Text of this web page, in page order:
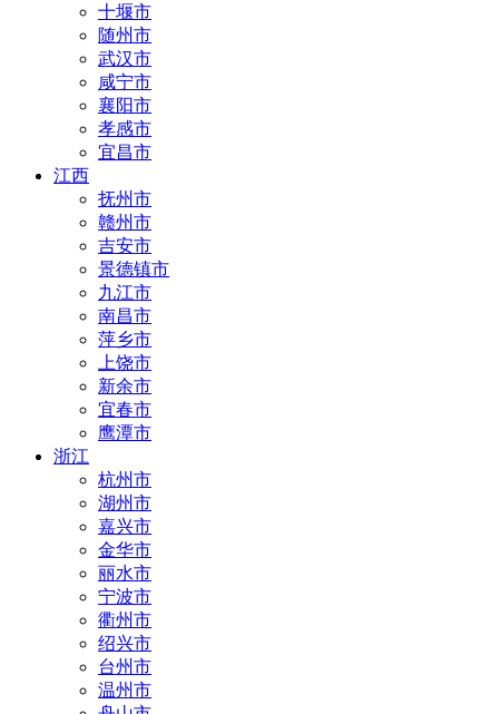
十堰市
随州市
武汉市
咸宁市
襄阳市
孝感市
宜昌市
江西
抚州市
赣州市
吉安市
景德镇市
九江市
南昌市
萍乡市
上饶市
新余市
宜春市
鹰潭市
浙江
杭州市
湖州市
嘉兴市
金华市
丽水市
宁波市
衢州市
绍兴市
台州市
温州市